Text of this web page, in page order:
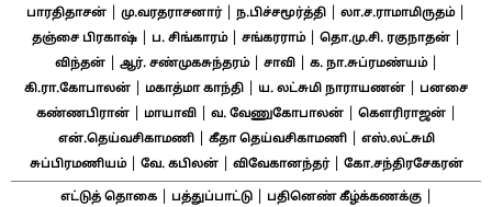
பாரதிதாசன் மு.வரதராசனார்| ந.பிச்சமூர்த்தி லா.ச.ராமாமிருதம்|
தஞ்சை பிரகாஷ்| ப. சிங்காரம்| சங்கரராம்| தொ.மு.சி. ரகுநாதன்|
விந்தன்| ஆர். சண்முகசுந்தரம்| சாவி| க. நா.சுப்ரமண்யம்|
கி.ரா.கோபாலன் மகாத்மா காந்தி ய. லட்சுமி நாராயணன்
பனசை
கண்ணபிரான்| மாயாவி| வ. வேணுகோபாலன்| கௌரிராஜன்|
என்.தெய்வசிகாமணி| கீதா தெய்வசிகாமணி|
எஸ்.லட்சுமி
சுப்பிரமணியம்| வே. கபிலன்| விவேகானந்தர்| கோ.சந்திரசேகரன்
எட்டுத் தொகை| பத்துப்பாட்டு| பதினெண் கீழ்க்கணக்கு|